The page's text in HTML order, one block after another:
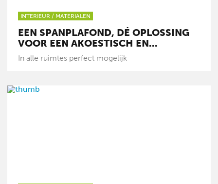
INTERIEUR / MATERIALEN
EEN SPANPLAFOND, DÉ OPLOSSING
VOOR EEN AKOESTISCH EN...
In alle ruimtes perfect mogelijk